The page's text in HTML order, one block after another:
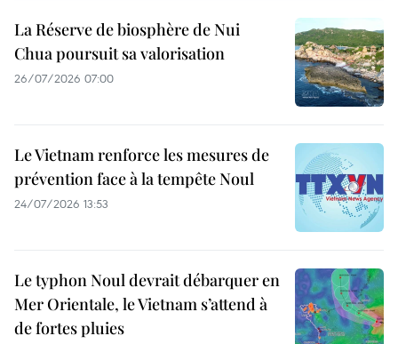
La Réserve de biosphère de Nui
Chua poursuit sa valorisation
26/07/2026 07:00
Le Vietnam renforce les mesures de
prévention face à la tempête Noul
24/07/2026 13:53
Le typhon Noul devrait débarquer en
Mer Orientale, le Vietnam s’attend à
de fortes pluies